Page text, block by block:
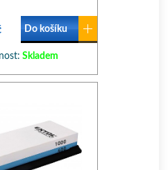
Do košíku
Skladem